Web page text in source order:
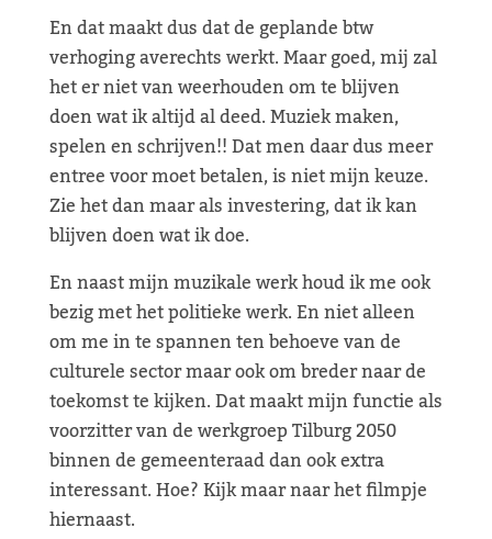
En dat maakt dus dat de geplande btw
verhoging averechts werkt. Maar goed, mij zal
het er niet van weerhouden om te blijven
doen wat ik altijd al deed. Muziek maken,
spelen en schrijven!! Dat men daar dus meer
entree voor moet betalen, is niet mijn keuze.
Zie het dan maar als investering, dat ik kan
blijven doen wat ik doe.
En naast mijn muzikale werk houd ik me ook
bezig met het politieke werk. En niet alleen
om me in te spannen ten behoeve van de
culturele sector maar ook om breder naar de
toekomst te kijken. Dat maakt mijn functie als
voorzitter van de werkgroep Tilburg 2050
binnen de gemeenteraad dan ook extra
interessant. Hoe? Kijk maar naar het filmpje
hiernaast.